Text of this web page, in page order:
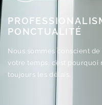
Nous sommes conscient
votre temps, c’est
toujours les délais.
PONCTUALITÉ